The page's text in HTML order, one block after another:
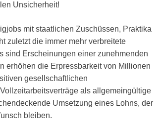
Unsicherheit!
mit staatlichen Zuschüssen, Praktika
zuletzt die immer mehr verbreitete
sind Erscheinungen einer zunehmenden
erhöhen die Erpressbarkeit von Millionen
gesellschaftlichen
als allgemeingültige
Umsetzung eines Lohns, der
bleiben.